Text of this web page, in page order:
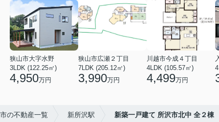
狭山市大字水野
3LDK (122.25㎡)
4,950万円
狭山市広瀬２丁目
7LDK (205.12㎡)
3,990万円
川越市今成４丁目
4LDK (105.57㎡)
4,499万円
の不動産一覧 新所沢駅 新築一戸建て 所沢市北中 全２棟